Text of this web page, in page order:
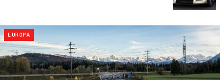
EUROPA